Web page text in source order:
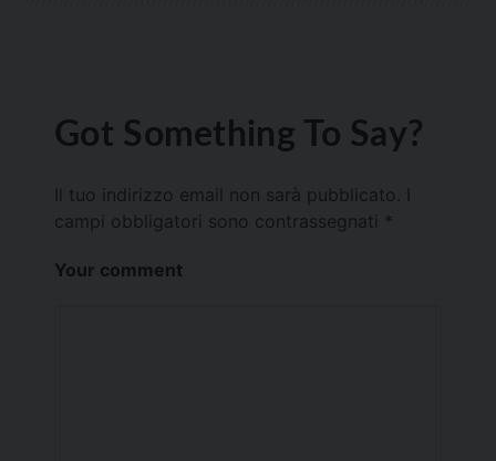
Got Something To Say?
Il tuo indirizzo email non sarà pubblicato.
campi obbligatori sono contrassegnati *
Your comment